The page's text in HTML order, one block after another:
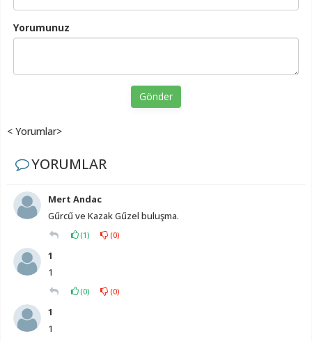
Yorumunuz
Gönder
< Yorumlar>
YORUMLAR
Mert Andac
Gűrcű ve Kazak Gűzel buluşma.
(1) (0)
1
1
(0) (0)
1
1